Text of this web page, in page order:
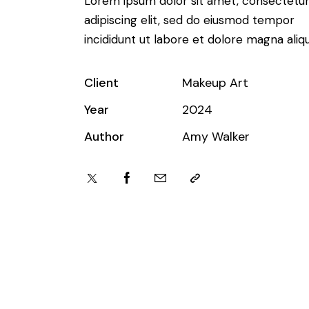
adipiscing elit, sed do eiusmod tempor
incididunt ut labore et dolore magna
Client
Makeup Art
Year
2024
Author
Amy Walker